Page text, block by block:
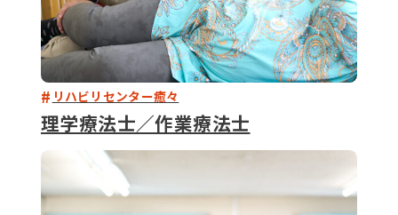
リハビリセンター癒々
理学療法士／作業療法士